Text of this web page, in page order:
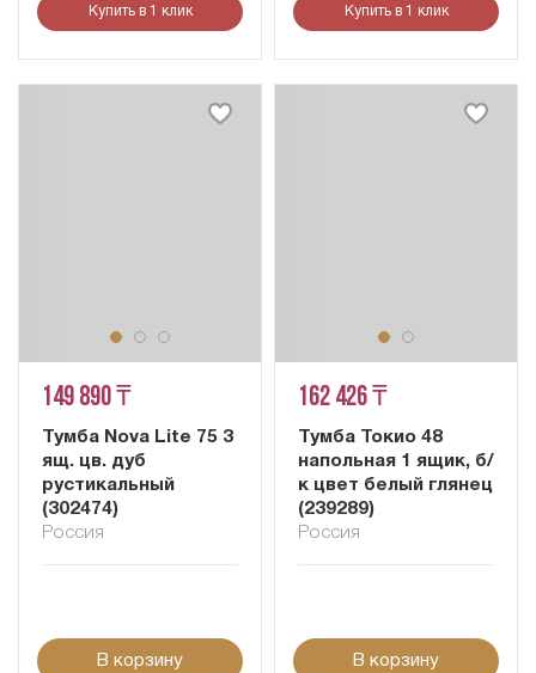
Купить в 1 клик Купить в 1 клик
149 890 ₸
Тумба Nova Lite 75 3
ящ. цв. дуб
рустикальный
(302474)
Россия
В корзину
162 426 ₸
Тумба Токио 48
напольная 1 ящик, б/
к цвет белый глянец
(239289)
Россия
В корзину